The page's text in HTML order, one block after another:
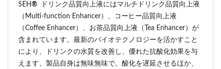
SEH ®
ドリンク品質向上液にはマルチドリンク品質向上液
（Multi-function Enhancer）、コーヒー品質向上液
（Coffee Enhancer）、お茶品質向上液（Tea Enhancer）が
含まれています。最新のバイオテクノロジーを活かすこと
により、ドリンクの水質を改善し、優れた抗酸化効果を与
えます、製品自身は無味無味で。酸化を遅延させるほか、